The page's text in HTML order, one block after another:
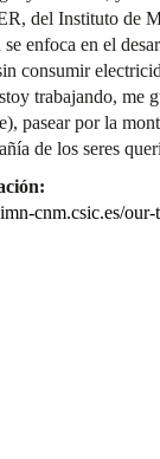
del Instituto de
enfoca en el
consumir
trabajando, me
pasear por la
de los seres
cnm.csic.es/